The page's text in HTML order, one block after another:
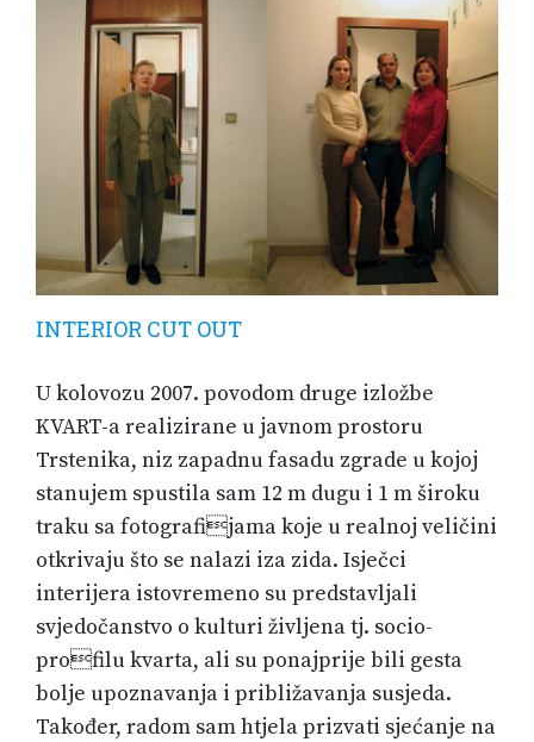
INTERIOR CUT OUT
U kolovozu 2007. povodom druge izložbe
KVART-a realizirane u javnom prostoru
Trstenika, niz zapadnu fasadu zgrade u kojoj
stanujem spustila sam 12 m dugu i 1 m široku
traku sa fotografijama koje u realnoj veličini
otkrivaju što se nalazi iza zida. Isječci
interijera istovremeno su predstavljali
svjedočanstvo o kulturi življena tj. socio-
profilu kvarta, ali su ponajprije bili gesta
bolje upoznavanja i približavanja susjeda.
Također, radom sam htjela prizvati sjećanje na